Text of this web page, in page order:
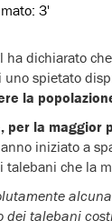
3'
dichiarato che
spietato
la
per la maggior
iniziato a
talebani che la
talebani